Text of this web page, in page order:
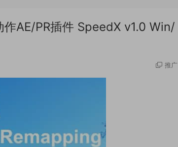
AE/PR插件 SpeedX v1.0 Win/
推广